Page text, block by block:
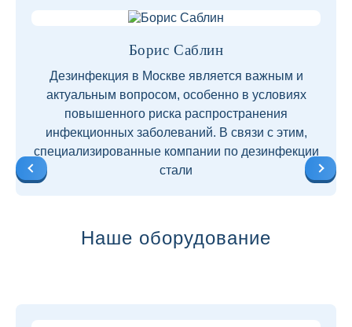
Борис Саблин
Дезинфекция в Москве является важным и
актуальным вопросом, особенно в условиях
повышенного риска распространения
инфекционных заболеваний. В связи с этим,
специализированные компании по дезинфекции
стали
Наше оборудование